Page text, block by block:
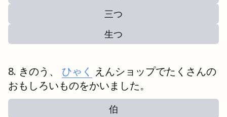
三つ
生つ
きのう、 ひゃく えんショップでたくさんの
おもしろいものをかいました。
伯